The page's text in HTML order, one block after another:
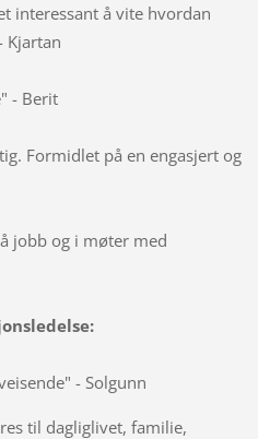
interessant å vite hvordan
Kjartan
- Berit
Formidlet på en engasjert og
jobb og i møter med
- Solgunn
til dagliglivet, familie,